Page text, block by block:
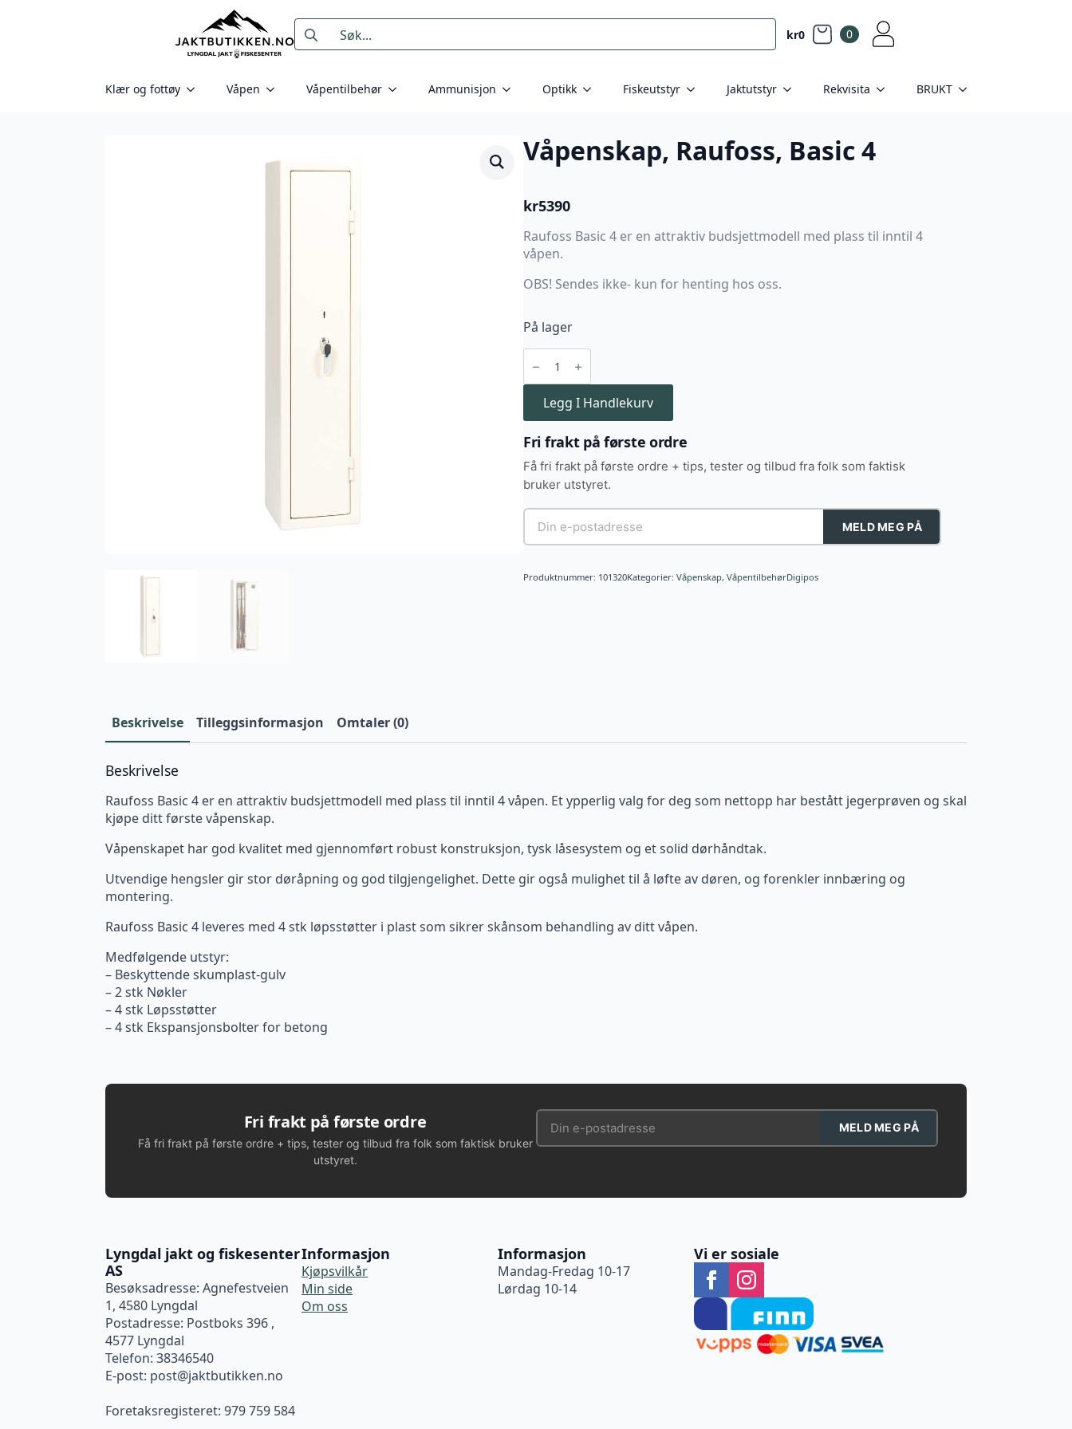
Search
for:
kr0 0
Klær og fottøy Våpen Våpentilbehør Ammunisjon Optikk Fiskeutstyr Jaktutstyr Rekvisita BRUKT
Våpenskap, Raufoss, Basic 4
kr5390
Raufoss Basic 4 er en attraktiv budsjettmodell med plass til inntil 4
våpen.
OBS! Sendes ikke- kun for henting hos oss.
På lager
Våpenskap,
Raufoss,
4
antallLegg I Handlekurv
Fri frakt på første ordre
Få fri frakt på første ordre + tips, tester og tilbud fra folk som faktisk
bruker utstyret.
MELD MEG PÅ
Produktnummer: 101320Kategorier: Våpenskap, VåpentilbehørDigipos
Beskrivelse Tilleggsinformasjon Omtaler (0)
Beskrivelse
Raufoss Basic 4 er en attraktiv budsjettmodell med plass til inntil 4 våpen. Et ypperlig valg for deg som nettopp har bestått jegerprøven og skal
kjøpe ditt første våpenskap.
Våpenskapet har god kvalitet med gjennomført robust konstruksjon, tysk låsesystem og et solid dørhåndtak.
Utvendige hengsler gir stor døråpning og god tilgjengelighet. Dette gir også mulighet til å løfte av døren, og forenkler innbæring og
montering.
Raufoss Basic 4 leveres med 4 stk løpsstøtter i plast som sikrer skånsom behandling av ditt våpen.
Medfølgende utstyr:
– Beskyttende skumplast-gulv
– 2 stk Nøkler
– 4 stk Løpsstøtter
– 4 stk Ekspansjonsbolter for betong
Fri frakt på første ordre
Få fri frakt på første ordre + tips, tester og tilbud fra folk som faktisk bruker
utstyret.
MELD MEG PÅ
Lyngdal jakt og fiskesenter
AS
Besøksadresse: Agnefestveien
1, 4580 Lyngdal
Postadresse: Postboks 396 ,
4577 Lyngdal
Telefon: 38346540
E-post: post@jaktbutikken.no
Foretaksregisteret: 979 759 584
Informasjon
Kjøpsvilkår
Min side
Om oss
Informasjon
Mandag-Fredag 10-17
Lørdag 10-14
Vi er sosiale